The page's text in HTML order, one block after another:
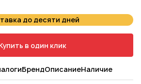
до десяти дней
в один клик
БрендОписаниеНаличие